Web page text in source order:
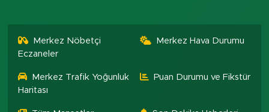
Merkez Nöbetçi
Eczaneler
Merkez Hava Durumu
Merkez Trafik Yoğunluk
Haritası
Puan Durumu ve Fikstür